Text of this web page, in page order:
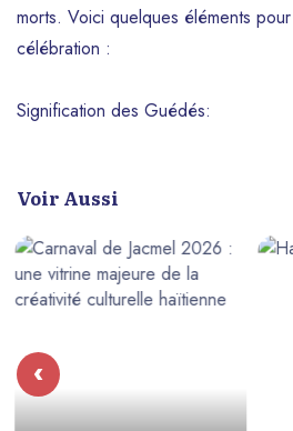
morts. Voici quelques éléments
célébration :
Signification des Guédés:
Voir Aussi
‹